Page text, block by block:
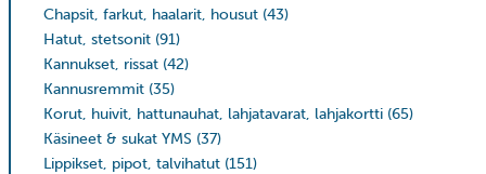
Chapsit, farkut, haalarit, housut (43)
Hatut, stetsonit (91)
Kannukset, rissat (42)
Kannusremmit (35)
Korut, huivit, hattunauhat, lahjatavarat, lahjakortti (65)
Käsineet & sukat YMS (37)
Lippikset, pipot, talvihatut (151)